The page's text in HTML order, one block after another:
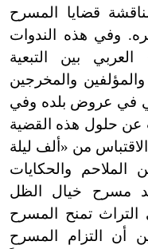
في مناقشة قضايا المسرح
وفي هذه الندوات
بين التبعية
والمخرجين
في عروض بلده وفي
عن حلول هذه القضية
من «ألف ليلة
الملاحم والحكايات
مسرح خيال الظل
التراث تمنح المسرح
أن التزام المسرح